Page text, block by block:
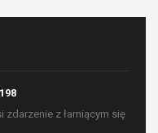
zdarzenie z łamiącym się